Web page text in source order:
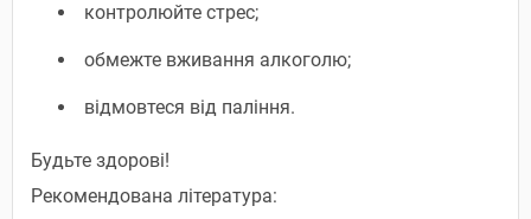
контролюйте стрес;
обмежте вживання алкоголю;
відмовтеся від паління.
Будьте здорові!
Рекомендована література: